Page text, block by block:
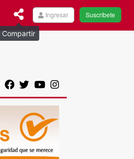
Suscríbete
Ingresar
Compartir